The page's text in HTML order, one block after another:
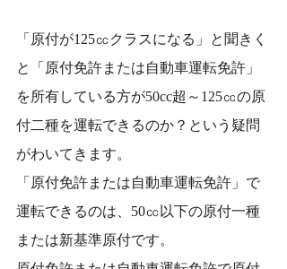
「原付が125㏄クラスになる」と聞きく
と「原付免許または自動車運転免許」
を所有している方が50cc超～125㏄の原
付二種を運転できるのか？という疑問
がわいてきます。
「原付免許または自動車運転免許」で
運転できるのは、50㏄以下の原付一種
または新基準原付です。